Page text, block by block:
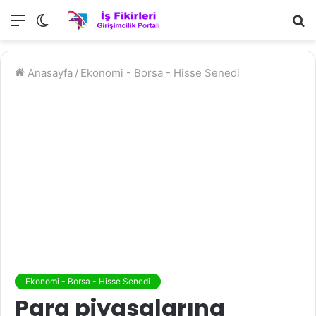
Menü
Anasayfa / Ekonomi - Borsa - Hisse Senedi
Ekonomi - Borsa - Hisse Senedi
Para piyasalarına